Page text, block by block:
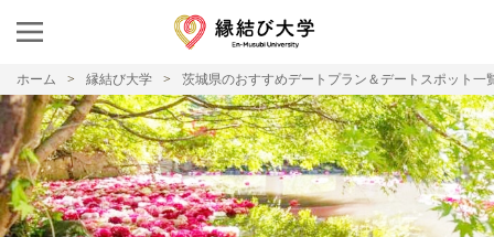
ホーム 縁結び大学 茨城県のおすすめデートプラン＆デートスポット一